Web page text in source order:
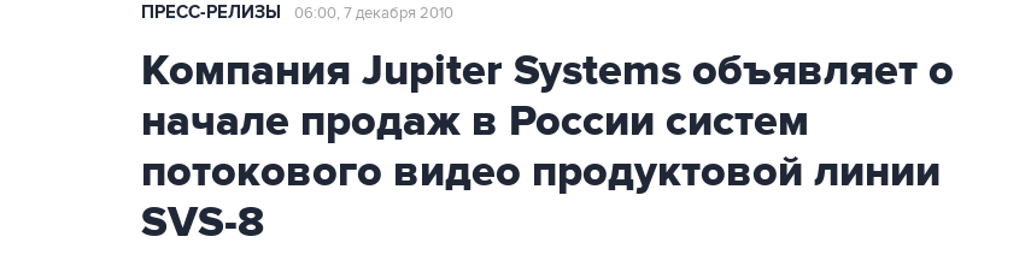
ПРЕСС-РЕЛИЗЫ 06:00, 7 декабря 2010
Компания Jupiter Systems объявляет о
начале продаж в России систем
потокового видео продуктовой линии
SVS-8